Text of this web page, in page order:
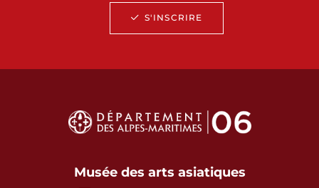
S'INSCRIRE
Musée des arts asiatiques